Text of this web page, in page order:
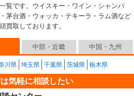
覧です。ウイスキー・ワイン・シャンパ
茅台酒・ウォッカ・テキーラ・ラム酒など
買取しております。
中部・近畿 中国・九州
川県 埼玉県 千葉県 茨城県 栃木県
気軽に相談したい